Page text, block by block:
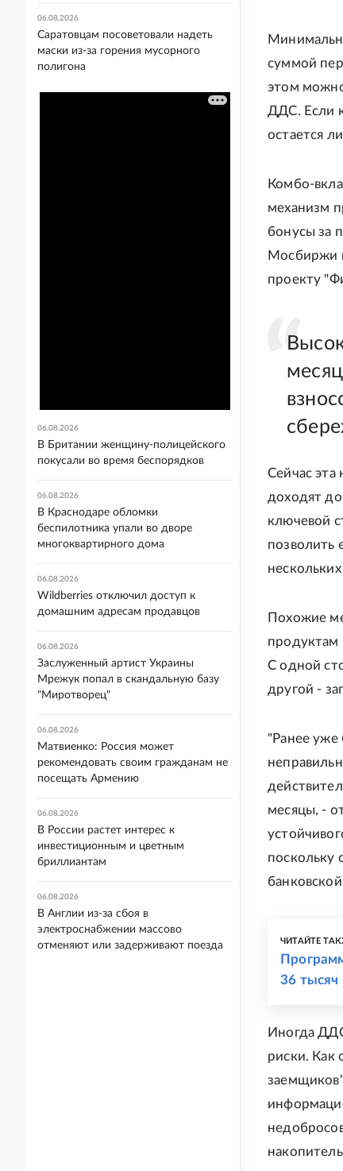
суммой
этом
ДДС. Если
остается
Комбо-
механизм
бонусы за
Мосбиржи
проекту
Сейчас эта
доходят
ключевой
позволить
нескольких
Похожие
продуктам
С одной
другой -
"Ранее уже
месяцы, -
поскольку
ЧИТАЙТЕ
36 тысяч
Иногда
риски. Как
заемщиков"
06.08.2026
Саратовцам посоветовали надеть
маски из-за горения мусорного
полигона
06.08.2026
В Британии женщину-полицейского
покусали во время беспорядков
06.08.2026
В Краснодаре обломки
беспилотника упали во дворе
многоквартирного дома
06.08.2026
Wildberries отключил доступ к
домашним адресам продавцов
06.08.2026
Заслуженный артист Украины
Мрежук попал в скандальную базу
"Миротворец"
06.08.2026
Матвиенко: Россия может
рекомендовать своим гражданам не
посещать Армению
06.08.2026
В России растет интерес к
инвестиционным и цветным
бриллиантам
06.08.2026
В Англии из-за сбоя в
электроснабжении массово
отменяют или задерживают поезда